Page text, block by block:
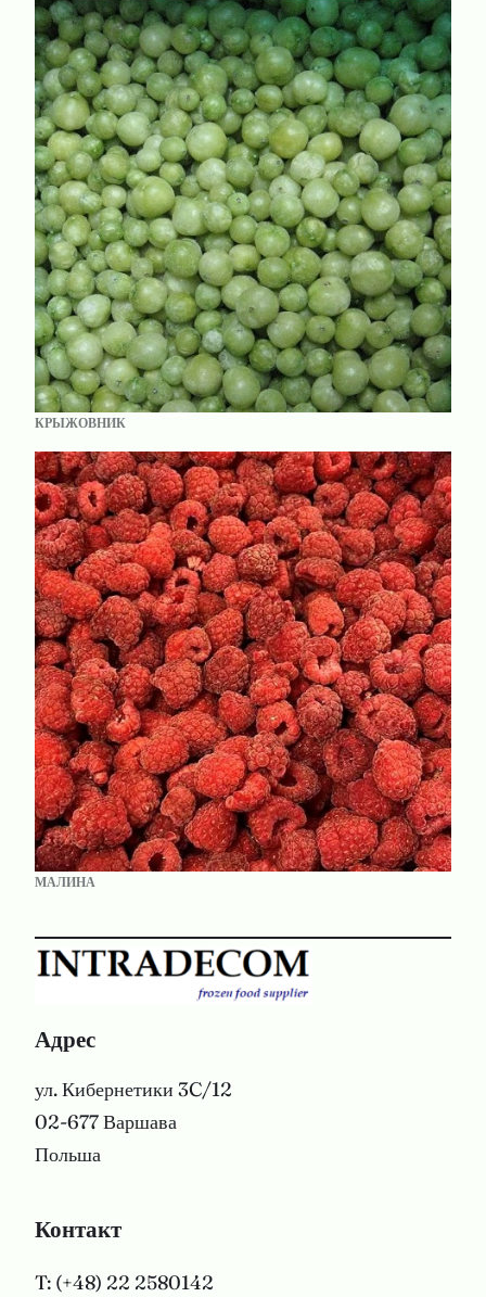
КРЫЖОВНИК
МАЛИНА
Адрес
ул. Кибернетики 3C/12
02-677 Варшава
Польша
Контакт
T: (+48) 22 2580142